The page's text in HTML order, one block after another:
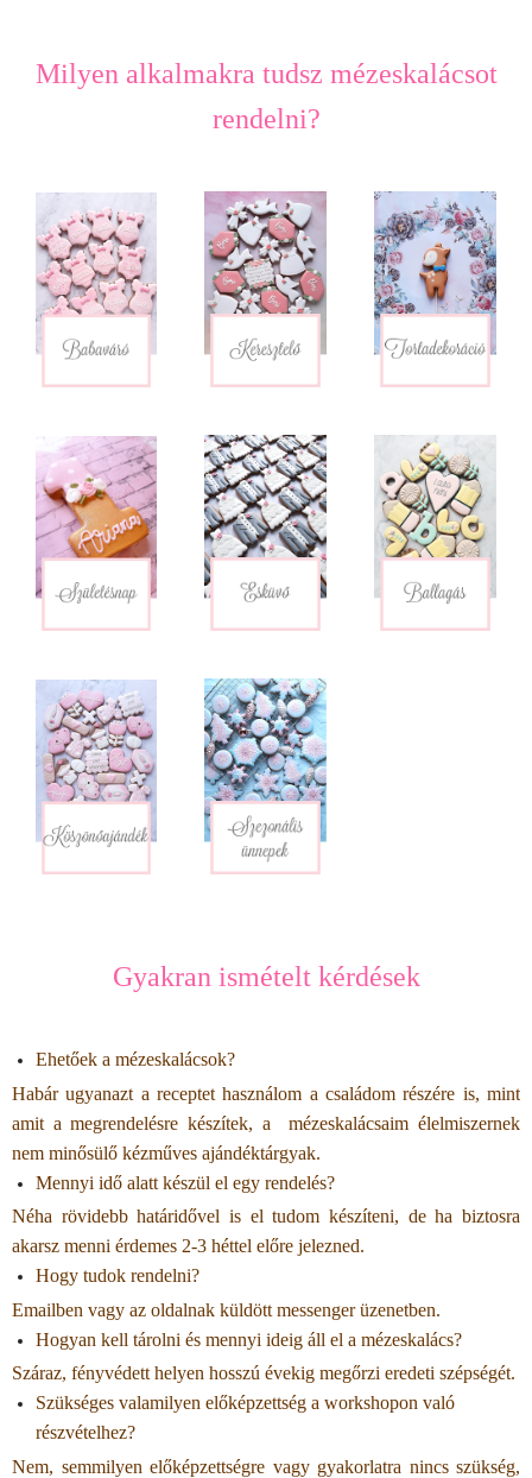
Milyen alkalmakra tudsz mézeskalácsot
rendelni?
Gyakran ismételt kérdések
Ehetőek a mézeskalácsok?
Habár ugyanazt a receptet használom a családom részére is, mint
amit a megrendelésre készítek, a
mézeskalácsaim élelmiszernek
nem minősülő kézműves ajándéktárgyak.
Mennyi idő alatt készül el egy rendelés?
Néha rövidebb határidővel is el tudom készíteni, de ha biztosra
akarsz menni érdemes 2-3 héttel előre jelezned.
Hogy tudok rendelni?
Emailben vagy az oldalnak küldött messenger üzenetben.
Hogyan kell tárolni és mennyi ideig áll el a mézeskalács?
Száraz, fényvédett helyen hosszú évekig megőrzi eredeti szépségét.
Szükséges valamilyen előképzettség a workshopon való
részvételhez?
Nem, semmilyen előképzettségre vagy gyakorlatra nincs szükség,